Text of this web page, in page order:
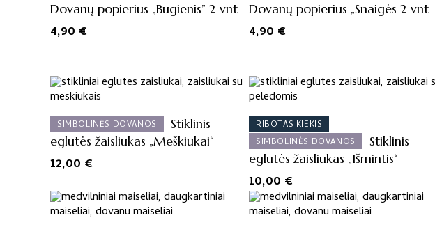
Dovanų popierius „Bugienis” 2 vnt
4,90 €
Dovanų popierius „Snaigės 2 vnt
4,90 €
SIMBOLINĖS DOVANOS
Stiklinis
eglutės žaisliukas „Meškiukai“
12,00 €
RIBOTAS KIEKIS
SIMBOLINĖS DOVANOS
Stiklinis
eglutės žaisliukas „Išmintis“
10,00 €